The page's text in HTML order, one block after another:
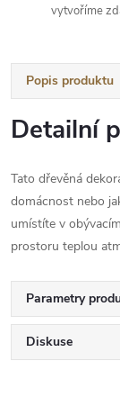
vytvoříme
Popis produktu
Detailní
Tato dřevěná
domácnost nebo
umístíte v
prostoru teplou
Parametry
Diskuse